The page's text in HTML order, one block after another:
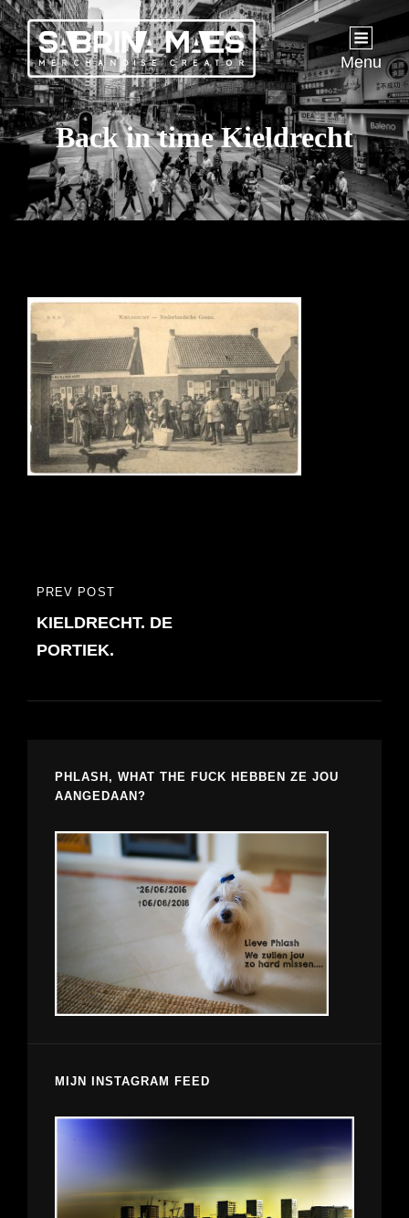
Menu
Back in time Kieldrecht
Bericht
navigatie
PREVIOUS
POST
PREV POST
KIELDRECHT. DE
PORTIEK.
PHLASH, WHAT THE FUCK HEBBEN ZE JOU
AANGEDAAN?
MIJN INSTAGRAM FEED